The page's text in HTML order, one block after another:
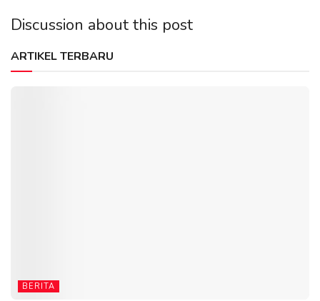
Discussion about this post
ARTIKEL TERBARU
BERITA